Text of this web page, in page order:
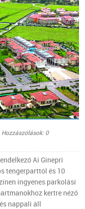
Hozzászólások: 0
Ai Ginepri
tengerparttól és 10
ingyenes parkolási
kertre néző
nappali áll